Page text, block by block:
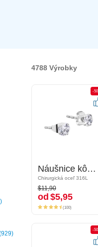
929
4788 Výrobky
-50%
Náušnice kôstky s kryštálové kamene
Chirurgická oceľ 316L
$11,90
od$5,95
-
Náušnice kôstky s kryštálové kamene
Chirurgická oceľ 316L
$11,90
od $5,95
(100)
-50%
-